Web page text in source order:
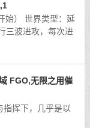
始） 世界类型：延
三波进攻，每次进
FGO,无限之用催
挥下，几乎是以